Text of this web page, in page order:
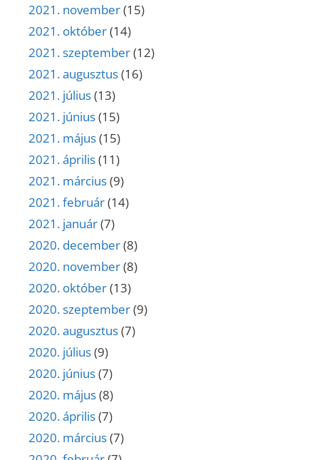
2021. november(15)
2021. október(14)
2021. szeptember(12)
2021. augusztus(16)
2021. július(13)
2021. június(15)
2021. május(15)
2021. április(11)
2021. március(9)
2021. február(14)
2021. január(7)
2020. december(8)
2020. november(8)
2020. október(13)
2020. szeptember(9)
2020. augusztus(7)
2020. július(9)
2020. június(7)
2020. május(8)
2020. április(7)
2020. március(7)